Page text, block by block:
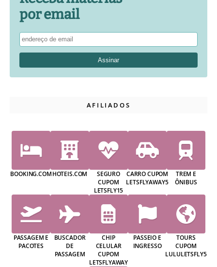
por email
AFILIADOS
BOOKING.COMHOTEIS.COM
SEGURO
CUPOM
LETSFLY15
CARRO CUPOM
LETSFLYAWAY5
TREM E
ÔNIBUS
PASSAGEM E
PACOTES
BUSCADOR
DE
PASSAGEM
CHIP
CELULAR
CUPOM
LETSFLYAWAY
PASSEIO E
INGRESSO
TOURS
CUPOM
LULULETSFLY5